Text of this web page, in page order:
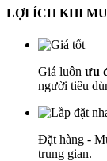
LỢI ÍCH KHI
Giá luôn ưu
người tiêu
Đặt hàng -
trung gian.